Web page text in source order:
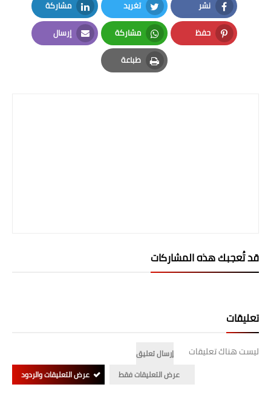
المرحلة الاعدادية
ملازم دراسية
المرحلة الابتدائية
الجامعات
نشر
Facebook
تغريد
Twitter
مشاركة
LinkedIn
حفظ
Pinterest
مشاركة
Whatsapp
إرسال
Email
طباعة
Print
قد تُعجبك هذه المشاركات
تعليقات
ليست هناك تعليقات
إرسال تعليق
عرض التعليقات فقط
عرض التعليقات والردود